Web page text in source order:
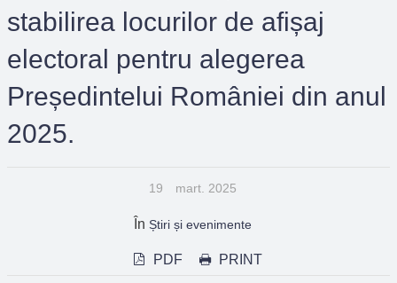
stabilirea locurilor de afișaj
electoral pentru alegerea
Președintelui României din anul
2025.
19 mart. 2025
În Știri și evenimente
PDF PRINT